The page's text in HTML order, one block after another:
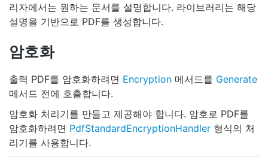
리자에서는 원하는 문서를 설명합니다. 라이브러리는 해당
설명을 기반으로 PDF를 생성합니다.
암호화
출력 PDF를 암호화하려면 Encryption 메서드를 Generate
메서드 전에 호출합니다.
암호화 처리기를 만들고 제공해야 합니다. 암호로 PDF를
암호화하려면 PdfStandardEncryptionHandler 형식의 처
리기를 사용합니다.